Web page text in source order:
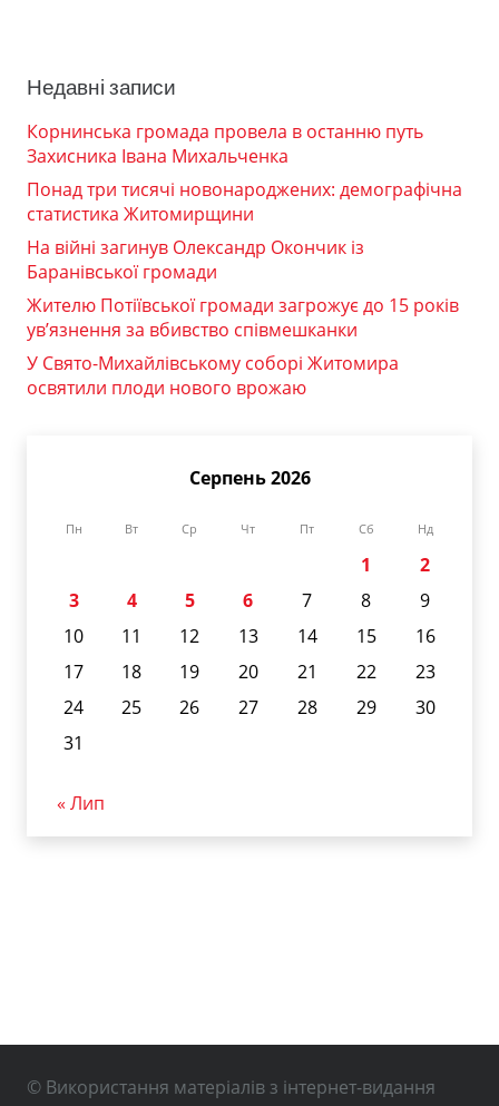
Недавні записи
Корнинська громада провела в останню путь
Захисника Івана Михальченка
Понад три тисячі новонароджених: демографічна
статистика Житомирщини
На війні загинув Олександр Окончик із
Баранівської громади
Жителю Потіївської громади загрожує до 15 років
ув’язнення за вбивство співмешканки
У Свято-Михайлівському соборі Житомира
освятили плоди нового врожаю
Серпень 2026
Пн Вт Ср Чт Пт Сб Нд
1
2
3
4 5 6 7 8
9
10
11 12 13 14 15
16
17
18 19 20 21 22
23
24
25 26 27 28 29
30
31
« Лип
© Використання матеріалів з інтернет-видання